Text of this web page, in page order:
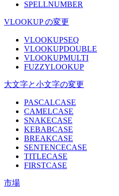
SPELLNUMBER
VLOOKUP の変更
VLOOKUPSEQ
VLOOKUPDOUBLE
VLOOKUPMULTI
FUZZYLOOKUP
大文字と小文字の変更
PASCALCASE
CAMELCASE
SNAKECASE
KEBABCASE
BREAKCASE
SENTENCECASE
TITLECASE
FIRSTCASE
市場